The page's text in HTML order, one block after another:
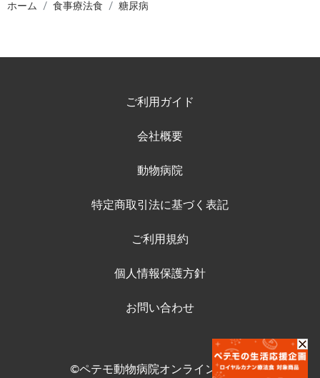
ホーム 食事療法食 糖尿病
ご利用ガイド
会社概要
動物病院
特定商取引法に基づく表記
ご利用規約
個人情報保護方針
お問い合わせ
©ペテモ動物病院オンラインストア